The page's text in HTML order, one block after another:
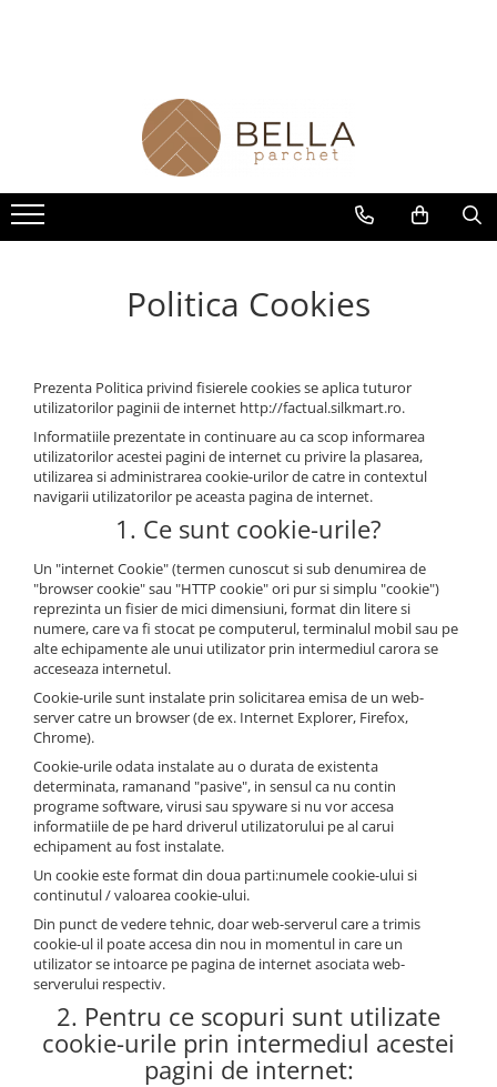
Stratificat
Montaj Parchet
Lac Parchet
Ulei Parchet
Adeziv
Șapă
Raschetare Parchet
Reconditionare parchet
Montaj și finisaj parchet
Politica Cookies
Prezenta Politica privind fisierele cookies se aplica tuturor
utilizatorilor paginii de internet http://factual.silkmart.ro.
Informatiile prezentate in continuare au ca scop informarea
utilizatorilor acestei pagini de internet cu privire la plasarea,
utilizarea si administrarea cookie-urilor de catre in contextul
navigarii utilizatorilor pe aceasta pagina de internet.
1. Ce sunt cookie-urile?
Un "internet Cookie" (termen cunoscut si sub denumirea de
"browser cookie" sau "HTTP cookie" ori pur si simplu "cookie")
reprezinta un fisier de mici dimensiuni, format din litere si
numere, care va fi stocat pe computerul, terminalul mobil sau pe
alte echipamente ale unui utilizator prin intermediul carora se
acceseaza internetul.
Cookie-urile sunt instalate prin solicitarea emisa de un web-
server catre un browser (de ex. Internet Explorer, Firefox,
Chrome).
Cookie-urile odata instalate au o durata de existenta
determinata, ramanand "pasive", in sensul ca nu contin
programe software, virusi sau spyware si nu vor accesa
informatiile de pe hard driverul utilizatorului pe al carui
echipament au fost instalate.
Un cookie este format din doua parti:numele cookie-ului si
continutul / valoarea cookie-ului.
Din punct de vedere tehnic, doar web-serverul care a trimis
cookie-ul il poate accesa din nou in momentul in care un
utilizator se intoarce pe pagina de internet asociata web-
serverului respectiv.
2. Pentru ce scopuri sunt utilizate
cookie-urile prin intermediul acestei
pagini de internet: